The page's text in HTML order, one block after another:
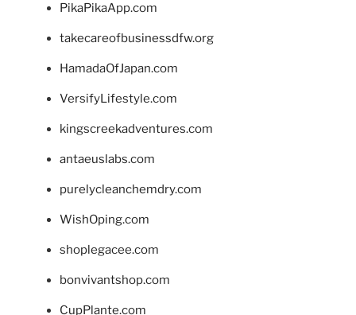
PikaPikaApp.com
takecareofbusinessdfw.org
HamadaOfJapan.com
VersifyLifestyle.com
kingscreekadventures.com
antaeuslabs.com
purelycleanchemdry.com
WishOping.com
shoplegacee.com
bonvivantshop.com
CupPlante.com